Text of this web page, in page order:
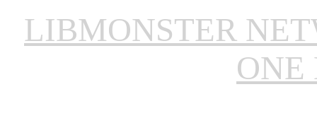
LIBMONSTER
ONE